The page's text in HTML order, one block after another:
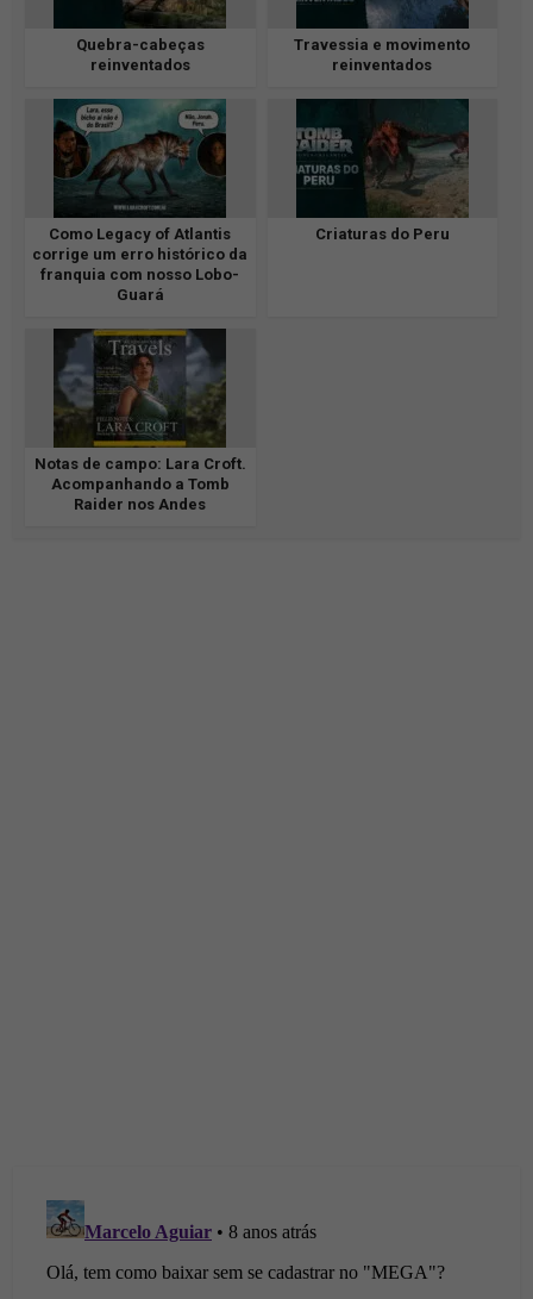
Quebra-cabeças
reinventados
Travessia e movimento
reinventados
Como Legacy of Atlantis
corrige um erro histórico da
franquia com nosso Lobo-
Guará
Criaturas do Peru
Notas de campo: Lara Croft.
Acompanhando a Tomb
Raider nos Andes